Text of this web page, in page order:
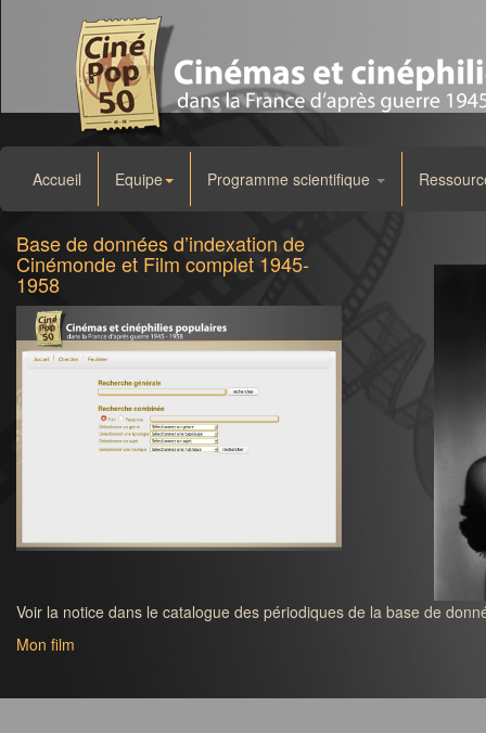
Accueil Equipe Programme scientifique
Base de données d’indexation de
Cinémonde et Film complet 1945-
1958
Voir la notice dans le catalogue des périodiques de la base de
Mon film